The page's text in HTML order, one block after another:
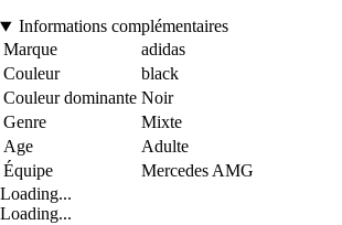
Informations complémentaires
Marque
adidas
Couleur
black
Couleur dominante Noir
Genre
Mixte
Age
Adulte
Équipe
Mercedes AMG
Loading...
Loading...